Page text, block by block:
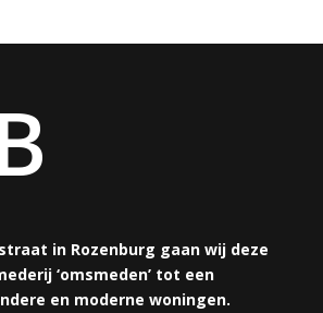
in Rozenburg gaan wij deze
‘omsmeden’ tot een
en moderne woningen.